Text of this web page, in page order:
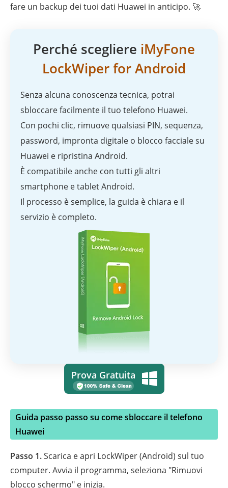
fare un backup dei tuoi dati Huawei in anticipo. 🚀
Perché scegliere iMyFone
LockWiper for Android
Senza alcuna conoscenza tecnica, potrai
sbloccare facilmente il tuo telefono Huawei.
Con pochi clic, rimuove qualsiasi PIN, sequenza,
password, impronta digitale o blocco facciale su
Huawei e ripristina Android.
È compatibile anche con tutti gli altri
smartphone e tablet Android.
Il processo è semplice, la guida è chiara e il
servizio è completo.
Prova Gratuita
Guida passo passo su come sbloccare il telefono
Huawei
Passo 1.Scarica e apri LockWiper (Android) sul tuo
computer. Avvia il programma, seleziona "Rimuovi
blocco schermo" e inizia.